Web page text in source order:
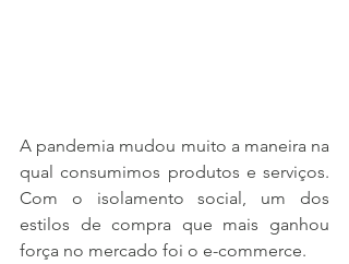
A pandemia mudou muito a maneira na
qual consumimos produtos e serviços.
Com o isolamento social, um dos
estilos de compra que mais ganhou
força no mercado foi o e-commerce.